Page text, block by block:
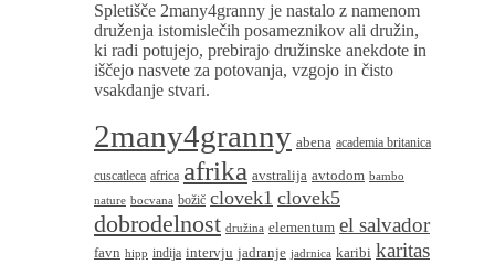
Spletišče 2many4granny je nastalo z namenom
druženja istomislečih posameznikov ali družin,
ki radi potujejo, prebirajo družinske anekdote in
iščejo nasvete za potovanja, vzgojo in čisto
vsakdanje stvari.
2many4granny abena academia britanica
cuscatleca africa afrika avstralija avtodom bambo
nature bocvana božič clovek1 clovek5
dobrodelnost družina elementum el salvador
favn hipp indija intervju jadranje jadrnica karibi karitas